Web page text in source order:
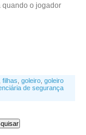
quando o jogador
filhas goleiro goleiro
de segurança